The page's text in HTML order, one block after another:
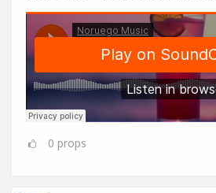
0 props